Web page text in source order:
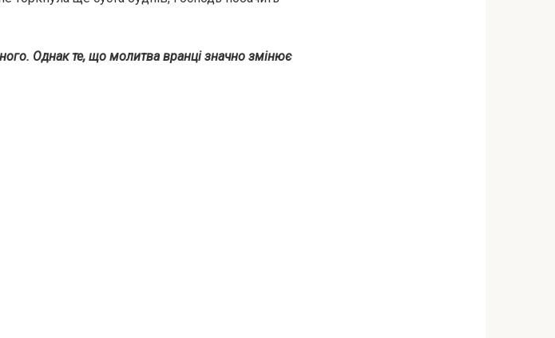
Однак те, що молитва вранці значно змінює